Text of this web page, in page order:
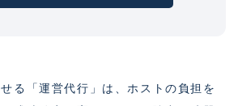
る「運営代行」は、ホストの負担を